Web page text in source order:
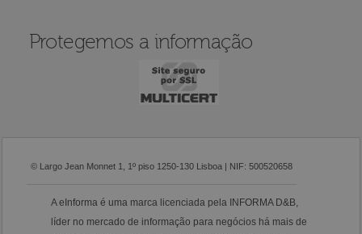
Protegemos a informação
© Largo Jean Monnet 1, 1º piso 1250-130 Lisboa | NIF: 500520658
A eInforma é uma marca licenciada pela INFORMA D&B,
líder no mercado de informação para negócios há mais de